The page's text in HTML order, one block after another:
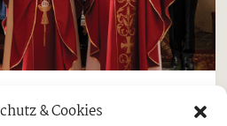
& Cookies
Gemeinden